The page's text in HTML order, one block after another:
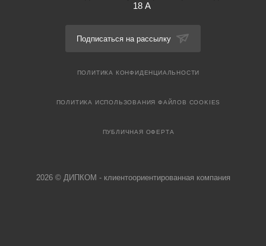
18 А
Подписаться на рассылку
ПОЛИТИКА КОНФИДЕНЦИАЛЬНОСТИ
ПОЛИТИКА ИСПОЛЬЗОВАНИЯ ФАЙЛОВ COOKIES
ПУБЛИЧНАЯ ОФЕРТА
2026 © ДИПКОМ - клиентоориентированная компания